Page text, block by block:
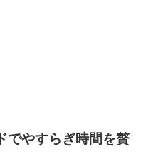
でやすらぎ時間を贅